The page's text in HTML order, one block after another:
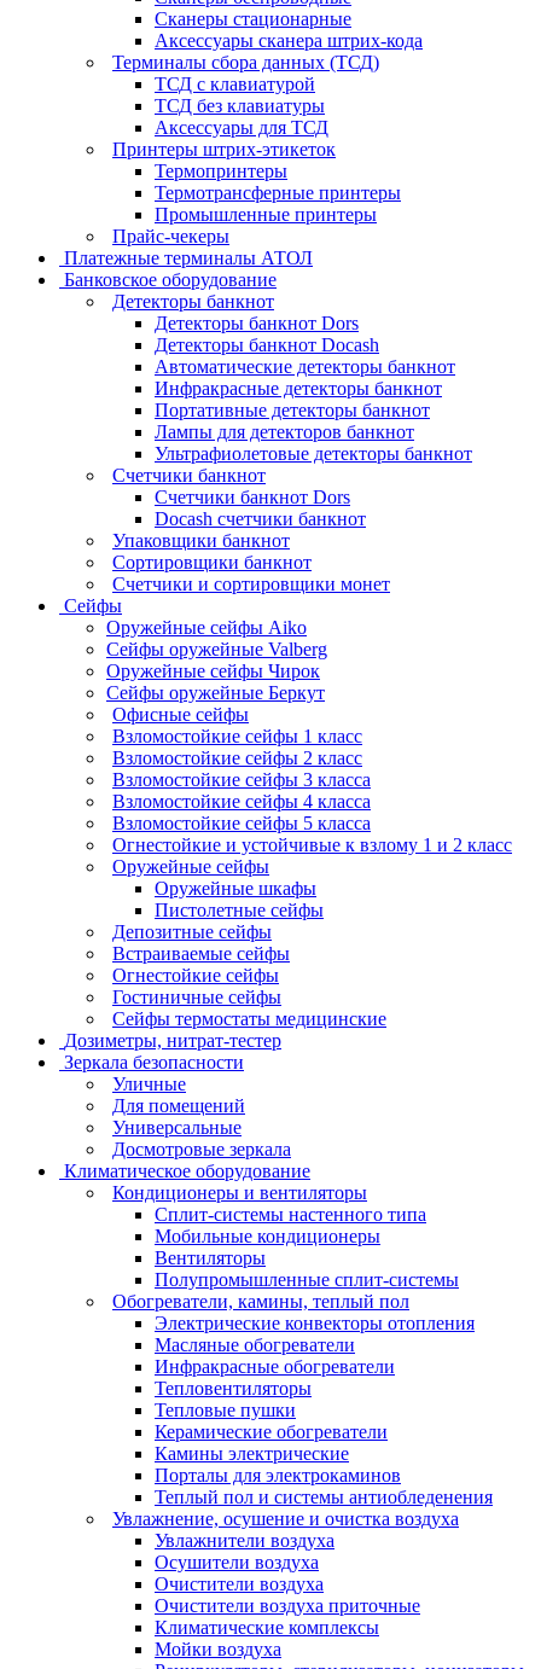
Сканеры стационарные
Аксессуары сканера штрих-кода
Терминалы сбора данных (ТСД)
ТСД с клавиатурой
ТСД без клавиатуры
Аксессуары для ТСД
Принтеры штрих-этикеток
Термопринтеры
Термотрансферные принтеры
Промышленные принтеры
Прайс-чекеры
Платежные терминалы АТОЛ
Банковское оборудование
Детекторы банкнот
Детекторы банкнот Dors
Детекторы банкнот Docash
Автоматические детекторы банкнот
Инфракрасные детекторы банкнот
Портативные детекторы банкнот
Лампы для детекторов банкнот
Ультрафиолетовые детекторы банкнот
Счетчики банкнот
Счетчики банкнот Dors
Docash счетчики банкнот
Упаковщики банкнот
Сортировщики банкнот
Счетчики и сортировщики монет
Сейфы
Оружейные сейфы Aiko
Сейфы оружейные Valberg
Оружейные сейфы Чирок
Сейфы оружейные Беркут
Офисные сейфы
Взломостойкие сейфы 1 класс
Взломостойкие сейфы 2 класс
Взломостойкие сейфы 3 класса
Взломостойкие сейфы 4 класса
Взломостойкие сейфы 5 класса
Огнестойкие и устойчивые к взлому 1 и 2 класс
Оружейные сейфы
Оружейные шкафы
Пистолетные сейфы
Депозитные сейфы
Встраиваемые сейфы
Огнестойкие сейфы
Гостиничные сейфы
Сейфы термостаты медицинские
Дозиметры, нитрат-тестер
Зеркала безопасности
Уличные
Для помещений
Универсальные
Досмотровые зеркала
Климатическое оборудование
Кондиционеры и вентиляторы
Сплит-системы настенного типа
Мобильные кондиционеры
Вентиляторы
Полупромышленные сплит-системы
Обогреватели, камины, теплый пол
Электрические конвекторы отопления
Масляные обогреватели
Инфракрасные обогреватели
Тепловентиляторы
Тепловые пушки
Керамические обогреватели
Камины электрические
Порталы для электрокаминов
Теплый пол и системы антиобледенения
Увлажнение, осушение и очистка воздуха
Увлажнители воздуха
Осушители воздуха
Очистители воздуха
Очистители воздуха приточные
Климатические комплексы
Мойки воздуха